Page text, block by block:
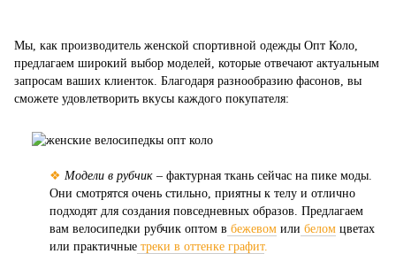
Мы, как производитель женской спортивной одежды Опт Коло,
предлагаем широкий выбор моделей, которые отвечают актуальным
запросам ваших клиенток. Благодаря разнообразию фасонов, вы
сможете удовлетворить вкусы каждого покупателя:
❖ Модели в рубчик – фактурная ткань сейчас на пике моды.
Они смотрятся очень стильно, приятны к телу и отлично
подходят для создания повседневных образов. Предлагаем
вам велосипедки рубчик оптом в бежевом или белом цветах
или практичные треки в оттенке графит.